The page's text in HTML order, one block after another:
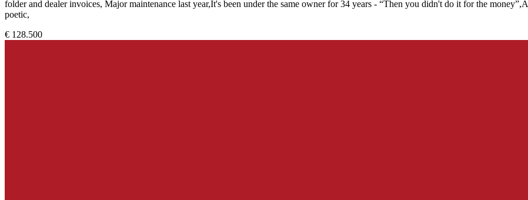
folder and dealer invoices, Major maintenance last year,It's been under the same owner for 34 years - “Then you didn't do it for the
poetic,
€ 128.500